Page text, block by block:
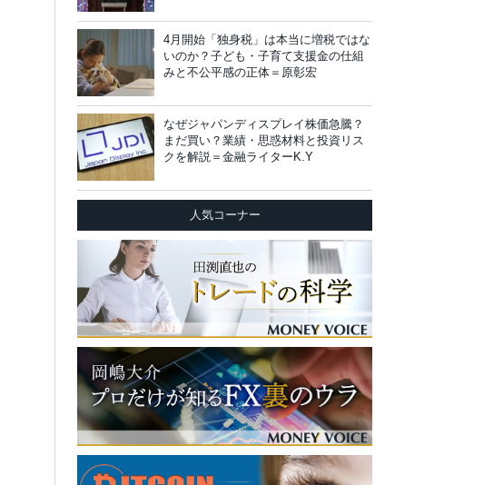
4月開始「独身税」は本当に増税ではな
いのか？子ども・子育て支援金の仕組
みと不公平感の正体＝原彰宏
なぜジャパンディスプレイ株価急騰？
まだ買い？業績・思惑材料と投資リス
クを解説＝金融ライターK.Y
人気コーナー